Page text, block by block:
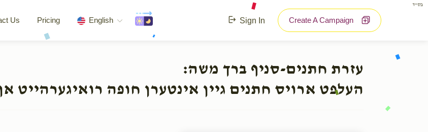
בס"ד
Us Pricing English Sign In Create A Campaign
עזרת חתנים-סניף ברך משה:
העלפט ארויס חתנים גיין אינטערן חופה רואיגערהייט